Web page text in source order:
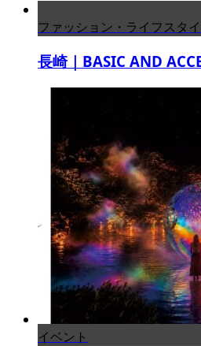
ファッション・ライフスタ
長崎｜BASIC AND
イベント